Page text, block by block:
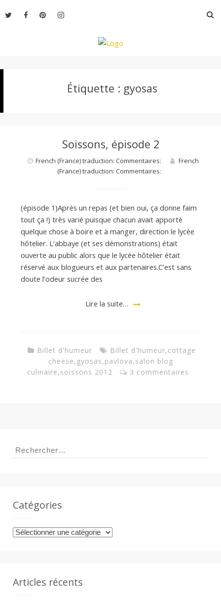
au
Étiquette : gyosas
Soissons, épisode 2
French (France) traduction: Commentaires:
French
(France) traduction: Commentaires:
(épisode 1)Après un repas (et bien oui, ça donne faim
tout ça !) très varié puisque chacun avait apporté
quelque chose à boire et à manger, direction le lycée
hôtelier. L’abbaye (et ses démonstrations) était
ouverte au public alors que le lycée hôtelier était
réservé aux blogueurs et aux partenaires.C’est sans
doute l’odeur sucrée des
Lire la suite…
Billet d'humeur Billet d'humeur,cottage
cheese, gyosas,pavlova,salon blog
culinaire,soissons 2012 3 commentaires
Rechercher :
Catégories
Catégories
Articles récents